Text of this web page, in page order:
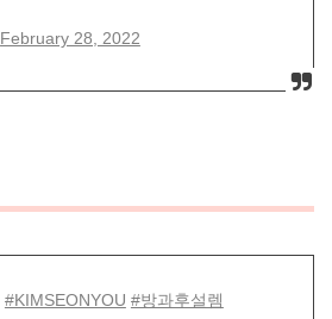
February 28, 2022
#KIMSEONYOU #방과후설렘